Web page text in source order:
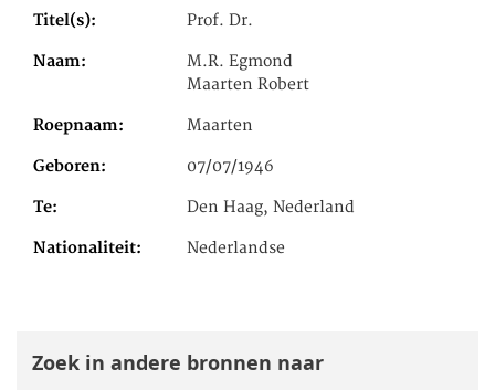
Titel(s) Prof. Dr.
Naam
M.R. Egmond
Maarten Robert
Roepnaam Maarten
Geboren 07/07/1946
Te Den Haag, Nederland
Nationaliteit Nederlandse
Zoek in andere bronnen naar